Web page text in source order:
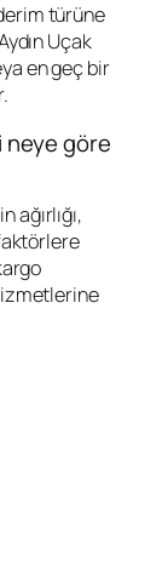
türüne
Uçak
en geç bir
neye göre
ağırlığı,